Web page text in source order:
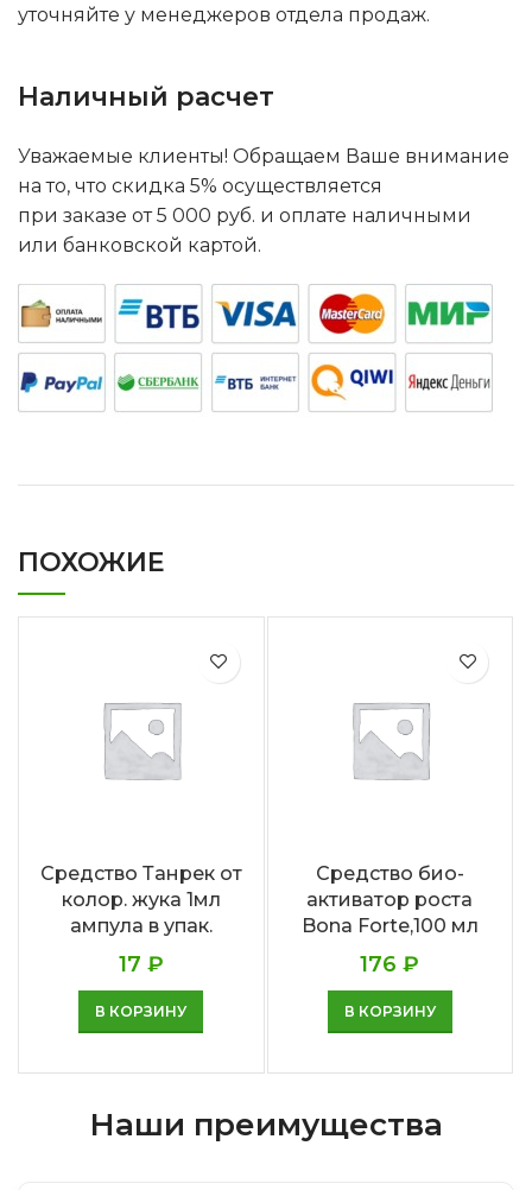
уточняйте у менеджеров отдела продаж.
Наличный расчет
Уважаемые клиенты! Обращаем Ваше внимание
на то, что скидка 5% осуществляется
при заказе от 5 000 руб. и оплате наличными
или банковской картой.
ПОХОЖИЕ
Средство Танрек от
колор. жука 1мл
ампула в упак.
17 ₽
В КОРЗИНУ
Средство био-
активатор роста
Bona Forte,100 мл
176₽
В КОРЗИНУ
Наши преимущества